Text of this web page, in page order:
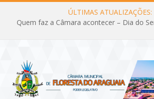
ÚLTIMAS ATUALIZAÇÕES:
Quem faz a Câmara acontecer – Dia do